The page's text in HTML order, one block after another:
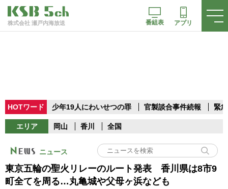
株式会社 瀬戸内海放送 番組表 アプリ
HOTワード 少年19人にわいせつの罪 官製談合事件続報 緊
エリア 岡山 香川 全国
ニュース
東京五輪の聖火リレーのルート発表 香川県は8市9
町全てを周る…丸亀城や父母ヶ浜なども